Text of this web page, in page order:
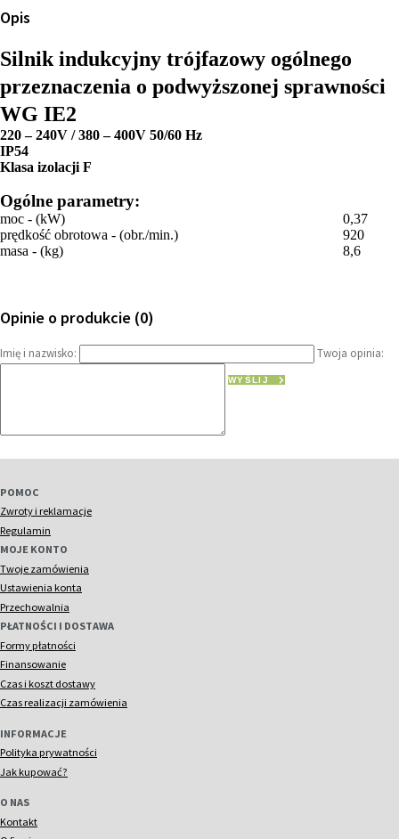
Opis
Silnik indukcyjny trójfazowy ogólnego
przeznaczenia o podwyższonej sprawności
WG IE2
220 – 240V / 380 – 400V 50/60 Hz
IP54
Klasa izolacji F
Ogólne parametry:
moc - (kW)
0,37
prędkość obrotowa - (obr./min.)
920
masa - (kg)
8,6
Opinie o produkcie (0)
Imię i nazwisko: Twoja opinia:
WYŚLIJ
POMOC
Zwroty i reklamacje
Regulamin
MOJE KONTO
Twoje zamówienia
Ustawienia konta
Przechowalnia
PŁATNOŚCI I DOSTAWA
Formy płatności
Finansowanie
Czas i koszt dostawy
Czas realizacji zamówienia
INFORMACJE
Polityka prywatności
Jak kupować?
O NAS
Kontakt